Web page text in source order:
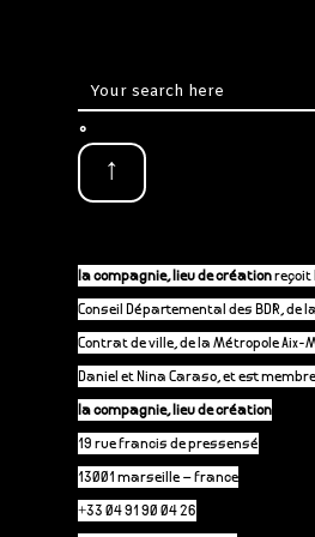
.
↑
la compagnie, lieu de créationreçoit
Conseil Départemental des BDR, de la
Contrat de ville, de la Métropole Aix-
Daniel et Nina Caraso, et est
la compagnie, lieu de création
19 rue francis de pressensé
13001 marseille – france
+33 04 91 90 04 26